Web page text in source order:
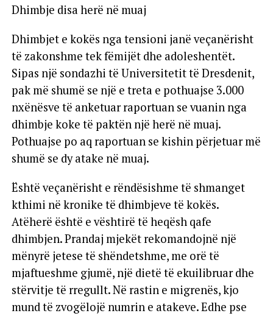
Dhimbje disa herë në muaj
Dhimbjet e kokës nga tensioni janë veçanërisht
të zakonshme tek fëmijët dhe adoleshentët.
Sipas një sondazhi të Universitetit të Dresdenit,
pak më shumë se një e treta e pothuajse 3.000
nxënësve të anketuar raportuan se vuanin nga
dhimbje koke të paktën një herë në muaj.
Pothuajse po aq raportuan se kishin përjetuar më
shumë se dy atake në muaj.
Është veçanërisht e rëndësishme të shmanget
kthimi në kronike të dhimbjeve të kokës.
Atëherë është e vështirë të heqësh qafe
dhimbjen. Prandaj mjekët rekomandojnë një
mënyrë jetese të shëndetshme, me orë të
mjaftueshme gjumë, një dietë të ekuilibruar dhe
stërvitje të rregullt. Në rastin e migrenës, kjo
mund të zvogëlojë numrin e atakeve. Edhe pse